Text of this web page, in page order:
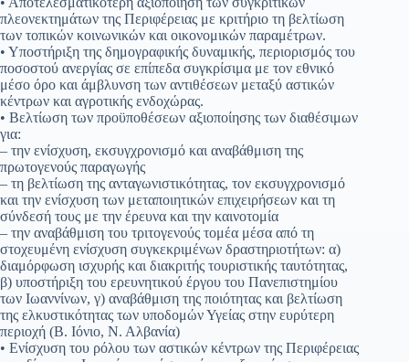
πλεονεκτημάτων της Περιφέρειας με κριτήριο τη βελτίωση
των τοπικών κοινωνικών και οικονομικών παραμέτρων.
• Υποστήριξη της δημογραφικής δυναμικής, περιορισμός του
ποσοστού ανεργίας σε επίπεδα συγκρίσιμα με τον εθνικό
μέσο όρο και άμβλυνση των αντιθέσεων μεταξύ αστικών
κέντρων και αγροτικής ενδοχώρας.
• Βελτίωση των προϋποθέσεων αξιοποίησης των διαθέσιμων
για:
– την ενίσχυση, εκσυγχρονισμό και αναβάθμιση της
πρωτογενούς παραγωγής
– τη βελτίωση της ανταγωνιστικότητας, τον εκσυγχρονισμό
και την ενίσχυση των μεταποιητικών επιχειρήσεων και τη
σύνδεσή τους με την έρευνα και την καινοτομία
– την αναβάθμιση του τριτογενούς τομέα μέσα από τη
στοχευμένη ενίσχυση συγκεκριμένων δραστηριοτήτων: α)
διαμόρφωση ισχυρής και διακριτής τουριστικής ταυτότητας,
β) υποστήριξη του ερευνητικού έργου του Πανεπιστημίου
των Ιωαννίνων, γ) αναβάθμιση της ποιότητας και βελτίωση
της ελκυστικότητας των υποδομών Υγείας στην ευρύτερη
περιοχή (Β. Ιόνιο, Ν. Αλβανία)
• Ενίσχυση του ρόλου των αστικών κέντρων της Περιφέρειας